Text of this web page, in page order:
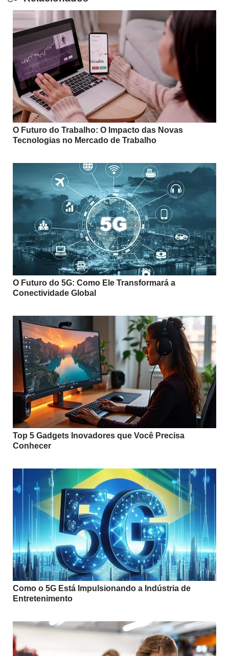
O Futuro do Trabalho: O Impacto das Novas
Tecnologias no Mercado de Trabalho
O Futuro do 5G: Como Ele Transformará a
Conectividade Global
Top 5 Gadgets Inovadores que Você Precisa
Conhecer
Como o 5G Está Impulsionando a Indústria de
Entretenimento